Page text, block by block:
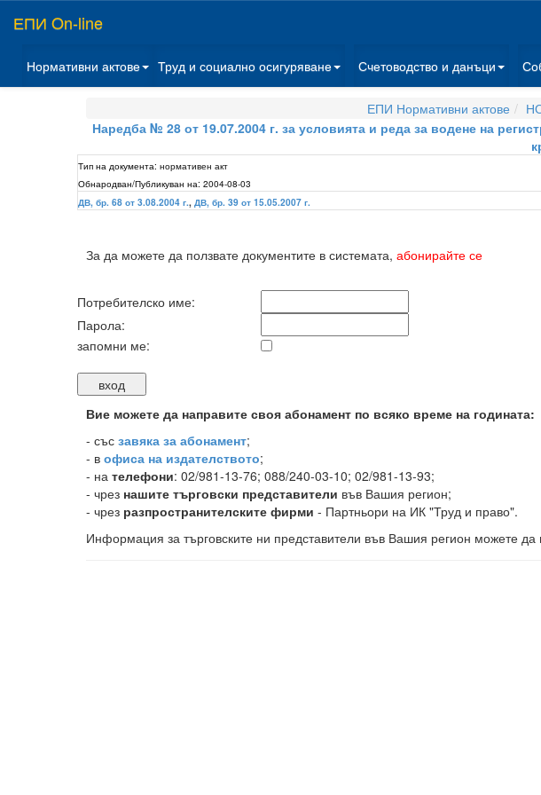
ЕПИ On-line
Нормативни актове Труд и социално осигуряване Счетоводство и данъци
ЕПИ Нормативни актове
Наредба № 28 от 19.07.2004 г. за условията и реда за водене на
Тип на документа: нормативен акт
Обнародван/Публикуван на: 2004-08-03
ДВ, бр. 68 от 3.08.2004 г., ДВ, бр. 39 от 15.05.2007 г.
За да можете да ползвате документите в системата, абонирайте се
Потребителско име:
Парола:
запомни ме:
Вие можете да направите своя абонамент по всяко време на годината:
- със завяка за абонамент;
- в офиса на издателството;
- на телефони: 02/981-13-76; 088/240-03-10; 02/981-13-93;
- чрез нашите търговски представители във Вашия регион;
- чрез разпространителските фирми - Партньори на ИК "Труд и право".
Информация за търговските ни представители във Вашия регион можете